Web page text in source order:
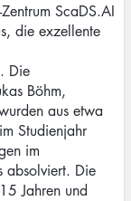
ScaDS.AI
die exzellente
Die
Böhm,
aus etwa
Studienjahr
im
absolviert. Die
Jahren und